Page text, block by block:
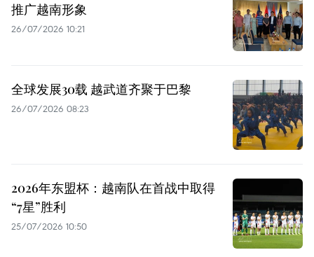
推广越南形象
26/07/2026 10:21
全球发展30载 越武道齐聚于巴黎
26/07/2026 08:23
2026年东盟杯：越南队在首战中取得
“7星”胜利
25/07/2026 10:50